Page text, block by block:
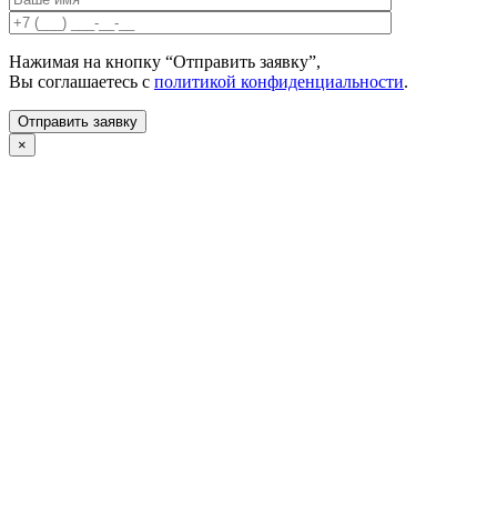
Нажимая на кнопку “Отправить заявку”,
Вы соглашаетесь с политикой конфиденциальности.
×